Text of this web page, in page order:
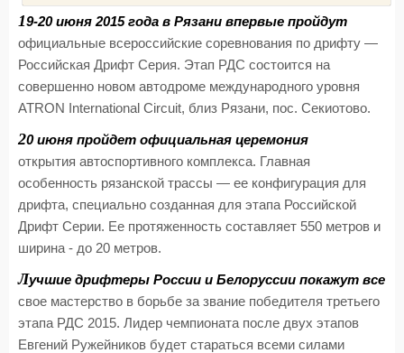
19-20 июня 2015 года в Рязани впервые пройдут
официальные всероссийские соревнования по дрифту —
Российская Дрифт Серия. Этап РДС состоится на
совершенно новом автодроме международного уровня
ATRON International Circuit, близ Рязани, пос. Секиотово.
20 июня пройдет официальная церемония
открытия автоспортивного комплекса. Главная
особенность рязанской трассы — ее конфигурация для
дрифта, специально созданная для этапа Российской
Дрифт Серии. Ее протяженность составляет 550 метров и
ширина - до 20 метров.
Лучшие дрифтеры России и Белоруссии покажут все
свое мастерство в борьбе за звание победителя третьего
этапа РДС 2015. Лидер чемпионата после двух этапов
Евгений Ружейников будет стараться всеми силами